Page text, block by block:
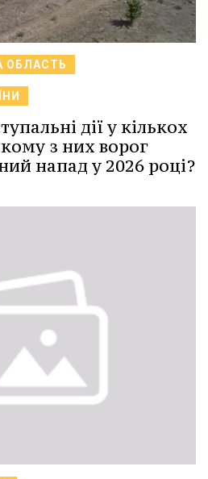
ОБЛАСТЬ
дії у кількох
з них ворог
напад у 2026 році?